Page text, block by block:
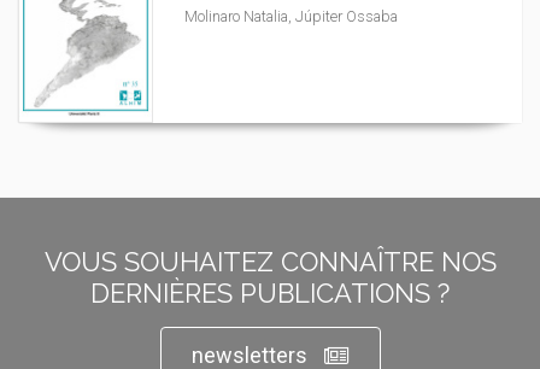
Molinaro Natalia, Júpiter Ossaba
VOUS SOUHAITEZ CONNAÎTRE NOS
DERNIÈRES PUBLICATIONS ?
newsletters